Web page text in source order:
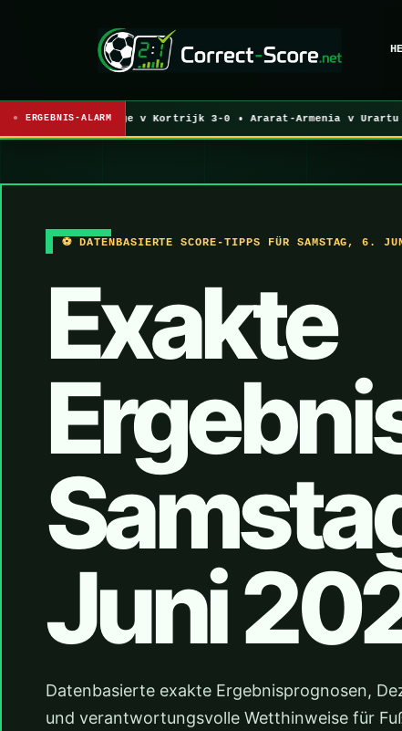
ERGEBNIS-ALARM
• Club Brugge v Kortrijk 3-0 • Ararat-Armenia v Urartu 2-
⚽ DATENBASIERTE SCORE-TIPPS FÜR SAMSTAG, 6.
Exakte
Juni
Datenbasierte exakte Ergebnisprognosen,
und verantwortungsvolle Wetthinweise für